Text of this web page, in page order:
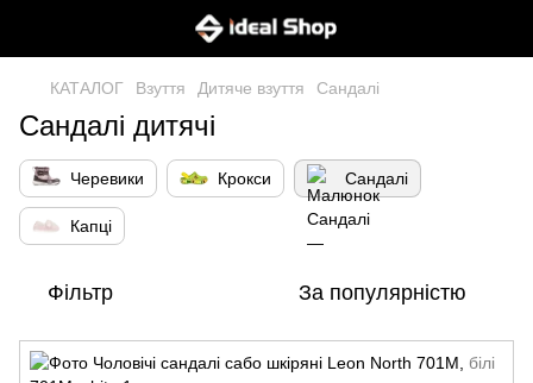
КАТАЛОГ Взуття Дитяче взуття Сандалі
Сандалі дитячі
Черевики Крокси Сандалі
Капці
Фільтр За популярністю